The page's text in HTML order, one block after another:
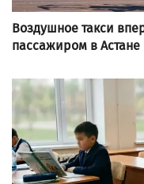
Воздушное такси
пассажиром в Астане